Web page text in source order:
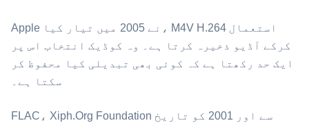
Apple نے 2005 میں تیار کیا، ⁦M4V⁩ H.264 استعمال
کرکے آڈیو ذخیرہ کرتا ہے۔ وہ کوڈیک انتخاب اس پر
ایک حد رکھتا ہے کہ کوئی بھی تبدیلی کیا محفوظ کر
سکتا ہے۔